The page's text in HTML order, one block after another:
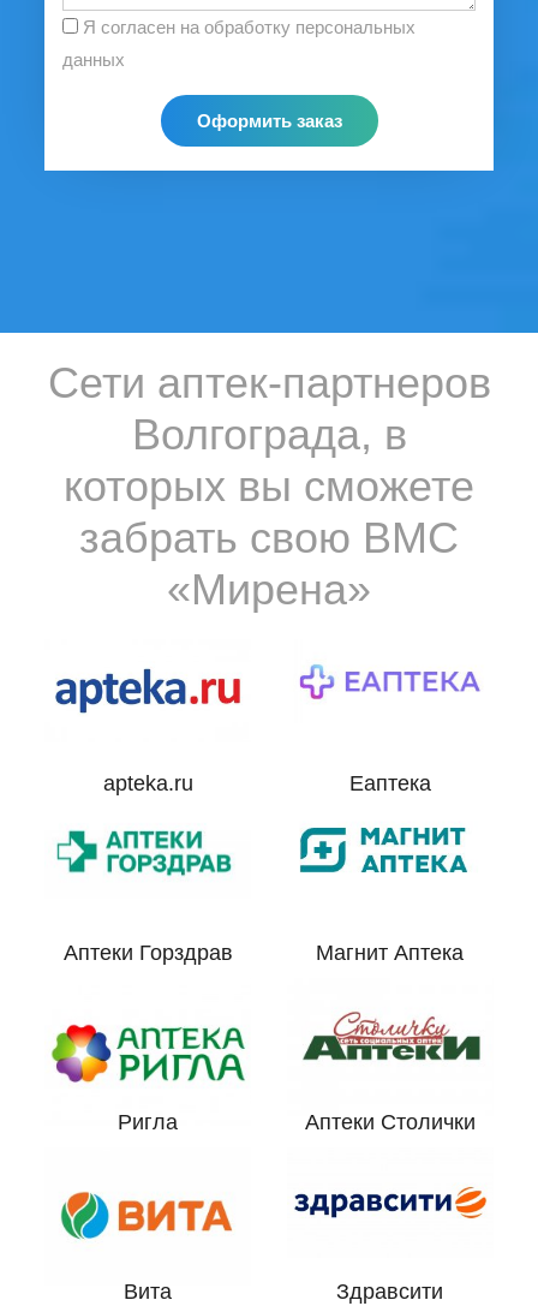
данных
Оформить заказ
Сети аптек-партнеров
Волгограда, в
которых вы сможете
забрать свою ВМС
«Мирена»
apteka.ru Еаптека
Аптеки Горздрав Магнит Аптека
Ригла Аптеки Столички
Вита Здравсити